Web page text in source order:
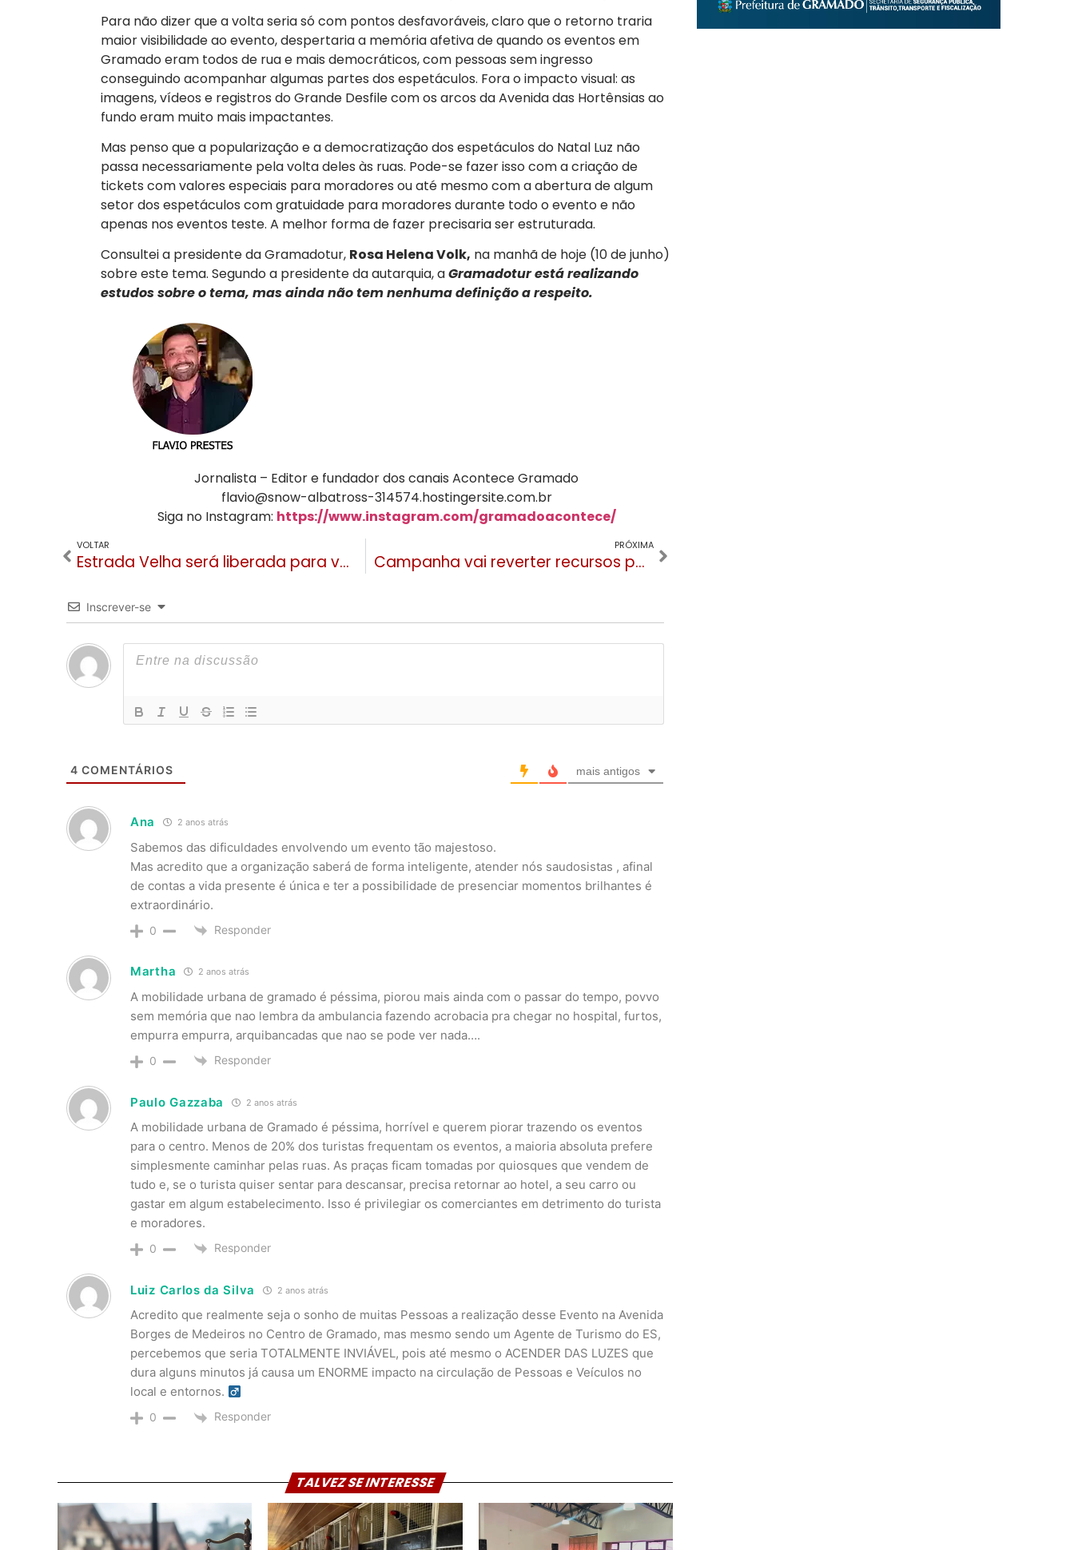
Para não dizer que a volta seria só com pontos desfavoráveis, claro que o retorno traria
maior visibilidade ao evento, despertaria a memória afetiva de quando os eventos em
Gramado eram todos de rua e mais democráticos, com pessoas sem ingresso
conseguindo acompanhar algumas partes dos espetáculos. Fora o impacto visual: as
imagens, vídeos e registros do Grande Desfile com os arcos da Avenida das Hortênsias ao
fundo eram muito mais impactantes.
Mas penso que a popularização e a democratização dos espetáculos do Natal Luz não
passa necessariamente pela volta deles às ruas. Pode-se fazer isso com a criação de
tickets com valores especiais para moradores ou até mesmo com a abertura de algum
setor dos espetáculos com gratuidade para moradores durante todo o evento e não
apenas nos eventos teste. A melhor forma de fazer precisaria ser estruturada.
Consultei a presidente da Gramadotur, Rosa Helena Volk, na manhã de hoje (10 de junho)
sobre este tema. Segundo a presidente da autarquia, aGramadotur está realizando
estudos sobre o tema, mas ainda não tem nenhuma definição a respeito.
Jornalista – Editor e fundador dos canais Acontece Gramado
flavio@snow-albatross-314574.hostingersite.com.br
Siga no Instagram: https://www.instagram.com/gramadoacontece/
VOLTAR
Estrada Velha será liberada para veículos entre 7 e 19 horas a partir desta segunda
PRÓXIMA
Campanha vai reverter recursos para construção de casas em áreas afetadas pela enchente
Inscrever-se
4 COMENTÁRIOS mais antigos
Ana 2 anos atrás
Sabemos das dificuldades envolvendo um evento tão majestoso.
Mas acredito que a organização saberá de forma inteligente, atender nós saudosistas , afinal
de contas a vida presente é única e ter a possibilidade de presenciar momentos brilhantes é
extraordinário.
0 Responder
Martha 2 anos atrás
A mobilidade urbana de gramado é péssima, piorou mais ainda com o passar do tempo, povvo
sem memória que nao lembra da ambulancia fazendo acrobacia pra chegar no hospital, furtos,
empurra empurra, arquibancadas que nao se pode ver nada….
0 Responder
Paulo Gazzaba 2 anos atrás
A mobilidade urbana de Gramado é péssima, horrível e querem piorar trazendo os eventos
para o centro. Menos de 20% dos turistas frequentam os eventos, a maioria absoluta prefere
simplesmente caminhar pelas ruas. As praças ficam tomadas por quiosques que vendem de
tudo e, se o turista quiser sentar para descansar, precisa retornar ao hotel, a seu carro ou
gastar em algum estabelecimento. Isso é privilegiar os comerciantes em detrimento do turista
e moradores.
0 Responder
Luiz Carlos da Silva 2 anos atrás
Acredito que realmente seja o sonho de muitas Pessoas a realização desse Evento na Avenida
Borges de Medeiros no Centro de Gramado, mas mesmo sendo um Agente de Turismo do ES,
percebemos que seria TOTALMENTE INVIÁVEL, pois até mesmo o ACENDER DAS LUZES que
dura alguns minutos já causa um ENORME impacto na circulação de Pessoas e Veículos no
local e entornos. ‍
0 Responder
TALVEZ SE INTERESSE